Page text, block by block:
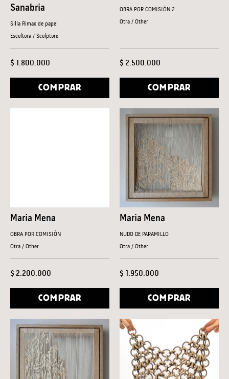
Sanabria
Silla Rimax de papel
Escultura / Sculpture
$ 1.800.000
COMPRAR
OBRA POR COMISIÓN 2
Otra / Other
$ 2.500.000
COMPRAR
Maria Mena
OBRA POR COMISIÓN
Otra / Other
$ 2.200.000
COMPRAR
Maria Mena
NUDO DE PARAMILLO
Otra / Other
$ 1.950.000
COMPRAR